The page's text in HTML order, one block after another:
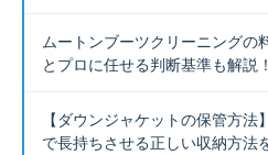
ムートンブーツクリーニングの
とプロに任せる判断基準も解説！
【ダウンジャケットの保管方
で長持ちさせる正しい収納方法